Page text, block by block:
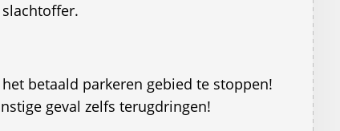
betaald parkeren gebied te stoppen!
geval zelfs terugdringen!